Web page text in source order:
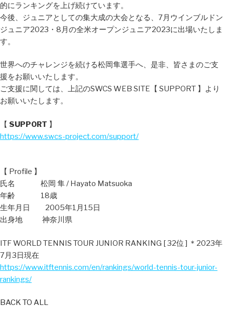
的にランキングを上げ続けています。
今後、ジュニアとしての集大成の大会となる、7月ウインブルドン
ジュニア2023・8月の全米オープンジュニア2023に出場いたしま
す。
世界へのチャレンジを続ける松岡隼選手へ、是非、皆さまのご支
援をお願いいたします。
ご支援に関しては、上記のSWCS WEB SITE【 SUPPORT 】より
お願いいたします。
【 SUPPORT 】
https://www.swcs-project.com/support/
【 Profile 】
氏名 松岡 隼 / Hayato Matsuoka
年齢 18歳
生年月日 2005年1月15日
出身地 神奈川県
ITF WORLD TENNIS TOUR JUNIOR RANKING [ 32位 ] ＊2023年
7月3日現在
https://www.itftennis.com/en/rankings/world-tennis-tour-junior-
rankings/
BACK TO ALL